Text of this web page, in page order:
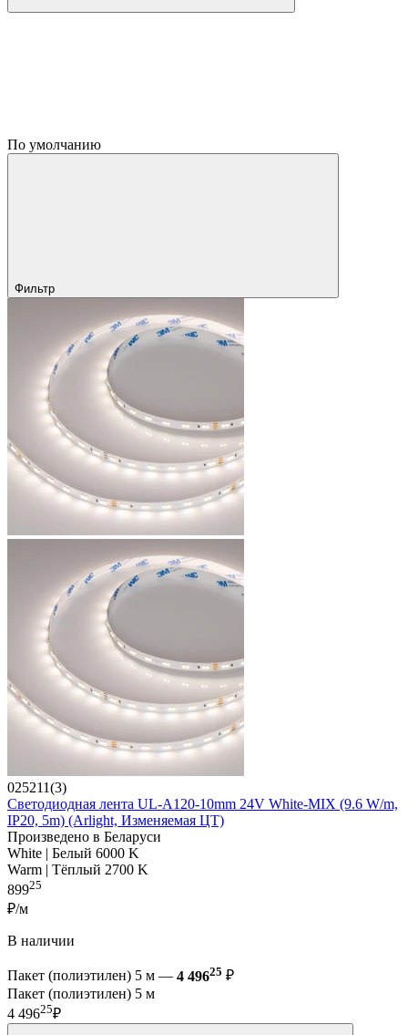
По умолчанию
Фильтр
025211(3)
Светодиодная лента UL-A120-10mm 24V White-MIX (9.6 W/m,
IP20, 5m) (Arlight, Изменяемая ЦТ)
Произведено в Беларуси
White | Белый 6000 K
Warm | Тёплый 2700 K
89925
₽/м
В наличии
Пакет (полиэтилен) 5 м — 4 49625 ₽
Пакет (полиэтилен) 5 м
4 49625₽